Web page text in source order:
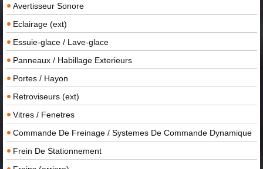
Avertisseur Sonore
Eclairage (ext)
Essuie-glace / Lave-glace
Panneaux / Habillage Exterieurs
Portes / Hayon
Retroviseurs (ext)
Vitres / Fenetres
Commande De Freinage / Systemes De Commande Dynamique
Frein De Stationnement